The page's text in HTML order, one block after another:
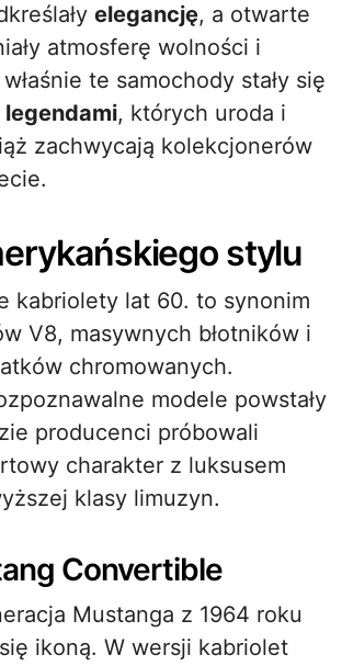
elegancję, a otwarte
atmosferę wolności i
te samochody stały się
legendami, których uroda i
zachwycają kolekcjonerów
stylu
kabriolety lat 60. to synonim
V8, masywnych błotników i
chromowanych.
modele powstały
producenci próbowali
charakter z luksusem
klasy limuzyn.
Convertible
Mustanga z 1964 roku
ikoną. W wersji kabriolet